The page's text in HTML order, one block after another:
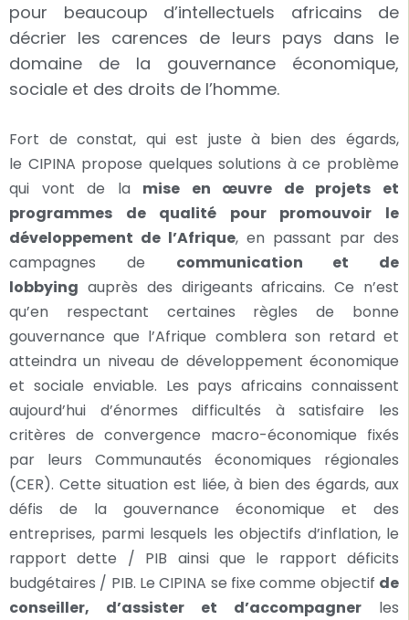
pour beaucoup d’intellectuels africains de
décrier les carences de leurs pays dans le
domaine de la gouvernance économique,
sociale et des droits de l’homme.
Fort de constat, qui est juste à bien des égards,
le CIPINA propose quelques solutions à ce problème
qui vont de la mise en œuvre de projets et
programmes de qualité pour promouvoir le
développement de l’Afrique, en passant par des
campagnes de communication et de
lobbying auprès des dirigeants africains. Ce n’est
qu’en respectant certaines règles de bonne
gouvernance que l’Afrique comblera son retard et
atteindra un niveau de développement économique
et sociale enviable. Les pays africains connaissent
aujourd’hui d’énormes difficultés à satisfaire les
critères de convergence macro-économique fixés
par leurs Communautés économiques régionales
(CER). Cette situation est liée, à bien des égards, aux
défis de la gouvernance économique et des
entreprises, parmi lesquels les objectifs d’inflation, le
rapport dette / PIB ainsi que le rapport déficits
budgétaires / PIB. Le CIPINA se fixe comme objectif de
conseiller, d’assister et d’accompagner les